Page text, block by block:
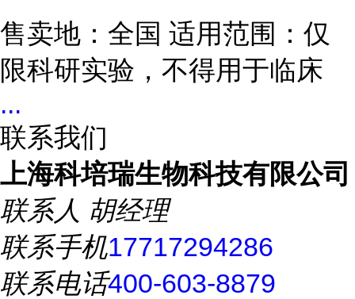
售卖地：全国 适用范围：仅
限科研实验，不得用于临床
...
联系我们
上海科培瑞生物科技有限公司
联系人 胡经理
联系手机17717294286
联系电话400-603-8879